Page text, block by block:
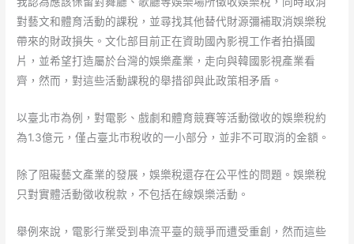
對藝文和體育活動的課稅，並尋找其他替代財源彌補取消娛樂稅
帶來的財政損失。文化部目前正在資助國內影視工作者拍攝國
片，並希望打造屬於台灣的娛樂產業，走向與韓國影視產業看
齊，然而，對這些活動課稅的舉措卻與此政策相矛盾。
以臺北市為例，對電影、戲劇和體育競賽等活動徵收的娛樂稅約
為1.3億元，僅占臺北市稅收的一小部分，並非不可取消的金額。
除了阻礙藝文產業的發展，娛樂稅還存在公平性的問題。娛樂稅
只對實體活動徵收稅款，不包括在線娛樂活動。
舉例來說，電影行業受到串流平臺的競爭而遭受重創，然而這些